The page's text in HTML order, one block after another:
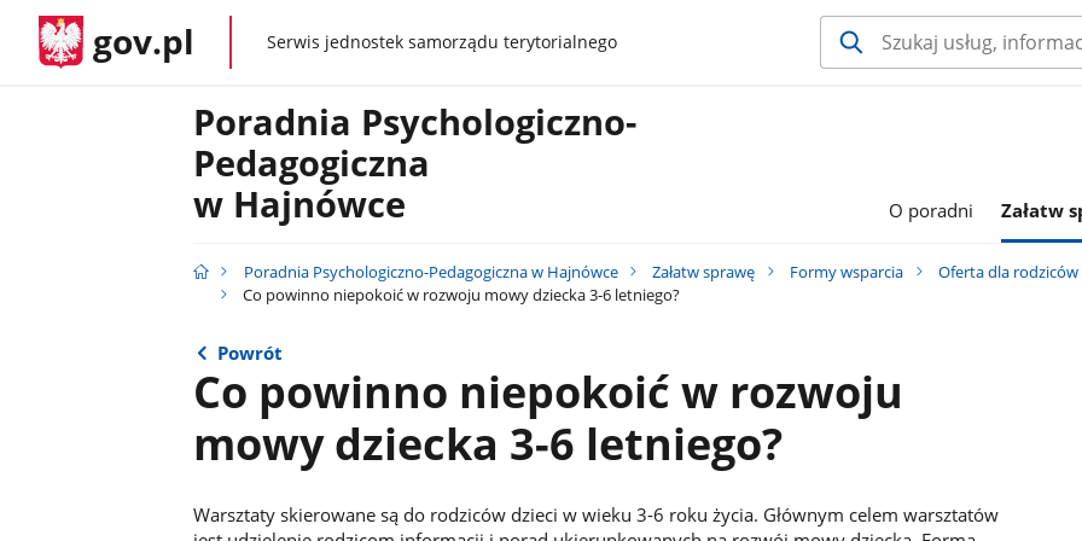
gov.pl gov.plSerwis jednostek samorządu terytorialnego
Poradnia Psychologiczno-
Pedagogiczna
w Hajnówce
O poradni Załatw
Poradnia Psychologiczno-Pedagogiczna w Hajnówce Załatw sprawę Formy wsparcia
Oferta dla rodziców
Co powinno niepokoić w rozwoju mowy dziecka 3-6 letniego?
Powrót
Co powinno niepokoić w rozwoju
mowy dziecka 3-6 letniego?
Warsztaty skierowane są do rodziców dzieci w wieku 3-6 roku życia. Głównym celem warsztatów